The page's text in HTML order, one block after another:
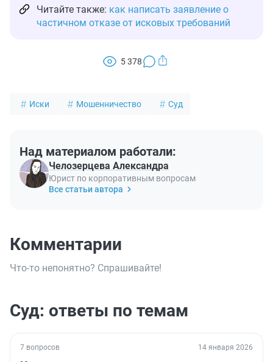
Читайте также: как написать заявление о
частичном отказе от исковых требований
5 378
Иски Мошенничество Суд
Над материалом работали:
Челозерцева Александра
Юрист по корпоративным вопросам
Все статьи автора
Комментарии
Что-то непонятно? Спрашивайте!
Суд: ответы по темам
7 вопросов 14 января 2026